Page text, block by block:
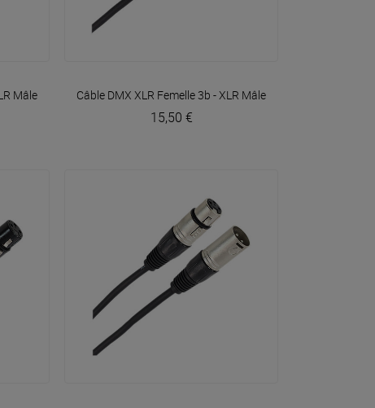
Mâle 3b 1m50 EasyPlugger
VOIR EN DÉTAIL
Câble DMX XLR Femelle 3b - XLR Mâle 3b 10m Easy
15,50 €